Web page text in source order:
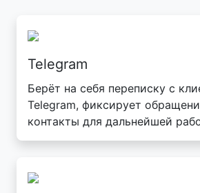
Telegram
Берёт на себя переписку с
Telegram, фиксирует
контакты для дальнейшей